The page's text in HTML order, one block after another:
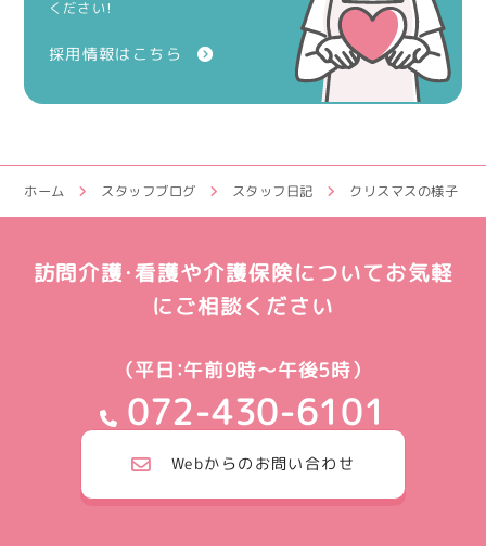
ください！
採用情報はこちら
ホーム スタッフブログ スタッフ日記 クリスマスの様子
訪問介護・看護や介護保険についてお気軽
にご相談ください
（平日：午前9時～午後5時）
072-430-6101
Webからのお問い合わせ